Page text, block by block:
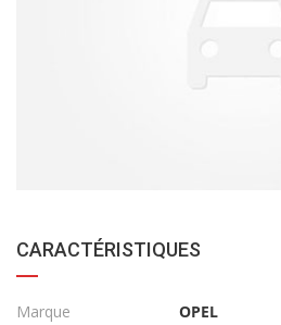
CARACTÉRISTIQUES
Marque
OPEL